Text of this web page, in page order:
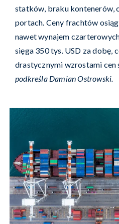
statków, braku kontenerów,
portach. Ceny frachtów
nawet wynajem
sięga 350 tys. USD za dobę,
drastycznymi wzrostami cen
podkreśla Damian Ostrowski.